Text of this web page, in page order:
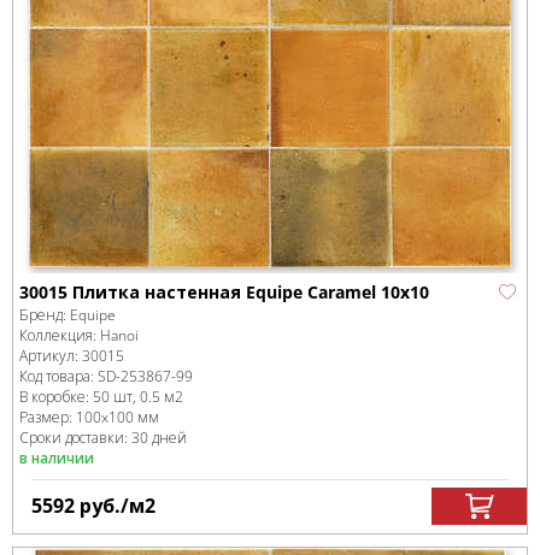
30015 Плитка настенная Equipe Caramel 10х10
Бренд: Equipe
Коллекция: Hanoi
Артикул: 30015
Код товара: SD-253867-99
В коробке: 50 шт, 0.5 м2
Размер: 100x100 мм
Сроки доставки: 30 дней
в наличии
5592 руб./м2